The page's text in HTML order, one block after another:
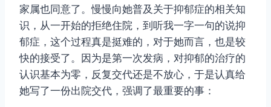
家属也同意了。慢慢向她普及关于抑郁症的相关知
识，从一开始的拒绝住院，到听我一字一句的说抑
郁症，这个过程真是挺难的，对于她而言，也是较
快的接受了。因为是第一次发病，对抑郁的治疗的
认识基本为零，反复交代还是不放心，于是认真给
她写了一份出院交代，强调了最重要的事：